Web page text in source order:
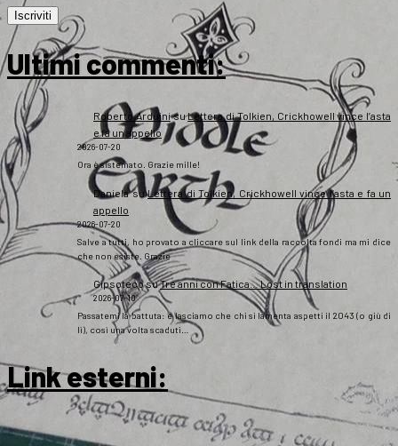
Ultimi commenti:
Roberto ArduinisuLettera di Tolkien, Crickhowell vince l’asta
e fa un appello
2026-07-20
Ora è sistemato. Grazie mille!
DanielasuLettera di Tolkien, Crickhowell vince l’asta e fa un
appello
2026-07-20
Salve a tutti, ho provato a cliccare sul link della raccolta fondi ma mi dice
che non esiste. Grazie
GipsotecosuTre anni con Fatica… Lost in translation
2026-07-10
Passatemi la battuta: e lasciamo che chi si lamenta aspetti il 2043 (o giù di
lì), così una volta scaduti…
Link esterni: